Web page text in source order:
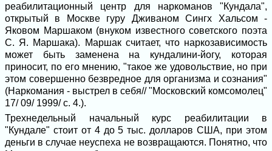
реабилитационный центр для наркоманов "Кундала",
открытый в Москве гуру Дживаном Сингх Хальсом -
Яковом Маршаком (внуком известного советского поэта
С. Я. Маршака). Маршак считает, что наркозависимость
может быть заменена на кундалини-йогу, которая
приносит, по его мнению, "такое же удовольствие, но при
этом совершенно безвредное для организма и сознания"
(Наркомания - выстрел в себя// "Московский комсомолец"
17/ 09/ 1999/ c. 4.).
Трехнедельный начальный курс реабилитации в
"Кундале" стоит от 4 до 5 тыс. долларов США, при этом
деньги в случае неуспеха не возвращаются. Понятно, что